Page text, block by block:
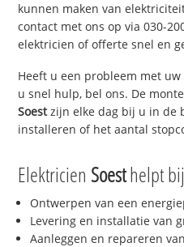
kunnen maken van
contact met ons op via 030-
elektricien of offerte snel en
Heeft u een probleem met
u snel hulp, bel ons. De
Soestzijn elke dag bij u in de
installeren of het aantal
Elektricien Soesthelpt
Ontwerpen van een
Levering en installatie van
Aanleggen en repareren